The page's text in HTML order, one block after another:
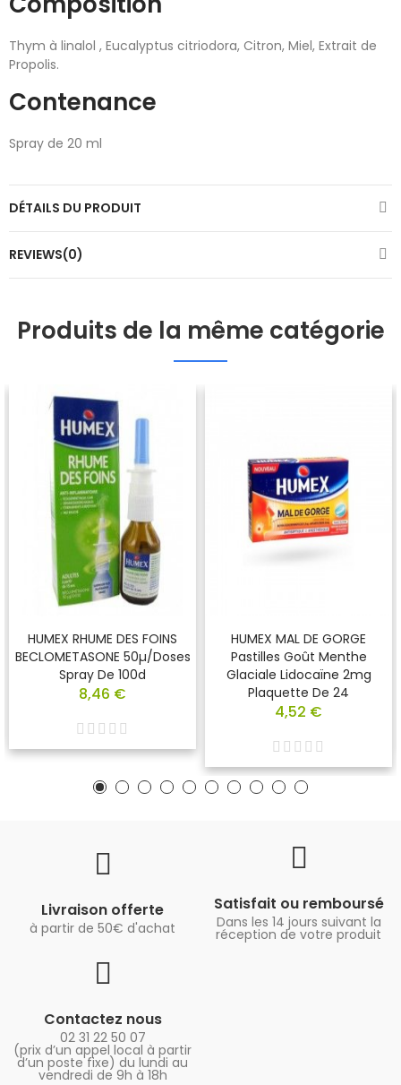
Thym à linalol , Eucalyptus citriodora, Citron, Miel, Extrait de
Propolis.
Contenance
Spray de 20 ml
DÉTAILS DU PRODUIT
REVIEWS(0)
Produits de la même catégorie
HUMEX RHUME DES FOINS
BECLOMETASONE 50µ/doses
Spray De 100d
8,46 €
HUMEX MAL DE GORGE
Pastilles Goût Menthe
Glaciale Lidocaïne 2mg
Plaquette De 24
4,52 €
Livraison offerte
à partir de 50€ d'achat
Satisfait ou remboursé
Dans les 14 jours suivant la
réception de votre produit
Contactez nous
02 31 22 50 07
(prix d’un appel local à partir
d’un poste fixe) du lundi au
vendredi de 9h à 18h